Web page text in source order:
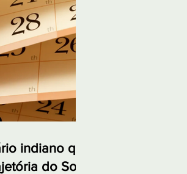
indiano que
do Sol